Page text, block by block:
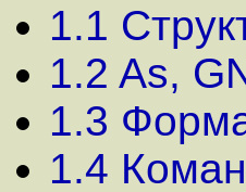
1.1
1.2 As,
1.3
1.4